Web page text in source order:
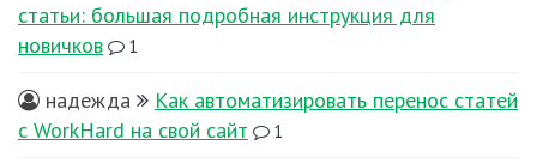
статьи: большая подробная инструкция для
новичков
1
надежда
Как автоматизировать перенос статей
с WorkHard на свой сайт
1